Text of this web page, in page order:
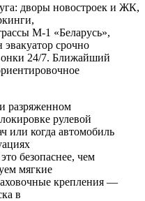
дворы новостроек и ЖК,
М‑1 «Беларусь»,
срочно
24/7. Ближайший
разряженном
рулевой
или когда автомобиль
безопаснее, чем
мягкие
крепления —
в